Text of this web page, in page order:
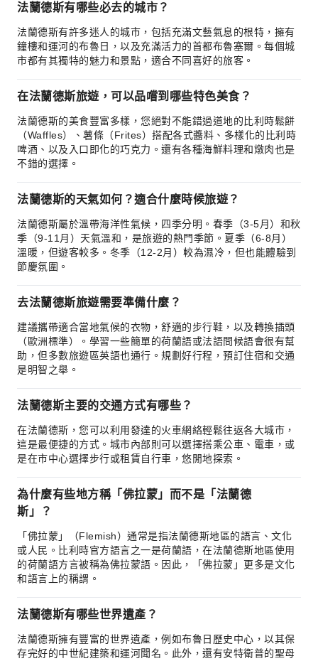
法蘭德斯有哪些必去的城市？
法蘭德斯有許多迷人的城市，包括充滿文藝氣息的根特，擁有
鐘樓和運河的布魯日，以及充滿活力的首都布魯塞爾。每個城
市都有其獨特的魅力和景點，適合不同喜好的旅客。
在法蘭德斯旅遊，可以品嚐到哪些特色美食？
法蘭德斯的美食豐富多樣，您絕對不能錯過道地的比利時鬆餅
（Waffles）、薯條（Frites）搭配各式醬料、多樣化的比利時
啤酒、以及入口即化的巧克力。還有各種海鮮料理和燉肉也是
不錯的選擇。
法蘭德斯的天氣如何？適合什麼時候旅遊？
法蘭德斯屬於溫帶海洋性氣候，四季分明。春季（3-5月）和秋
季（9-11月）天氣溫和，是旅遊的熱門季節。夏季（6-8月）
溫暖，但遊客較多。冬季（12-2月）較為濕冷，但也能體驗到
節慶氛圍。
去法蘭德斯旅遊需要準備什麼？
建議攜帶適合當地氣候的衣物，舒適的步行鞋，以及轉換插頭
（歐洲標準）。學習一些簡單的荷蘭語或法語問候語會很有幫
助，但多數旅遊區英語也通行。規劃好行程，預訂住宿和交通
是明智之舉。
法蘭德斯主要的交通方式有哪些？
在法蘭德斯，您可以利用發達的火車網絡輕鬆往返各大城市，
這是最便捷的方式。城市內部則可以選擇搭乘公車、電車，或
是在市中心選擇步行或租賃自行車，悠閒地探索。
為什麼有些地方稱「佛拉蒙」而不是「法蘭德
斯」？
「佛拉蒙」（Flemish）通常是指法蘭德斯地區的語言、文化
或人民。比利時官方語言之一是荷蘭語，在法蘭德斯地區使用
的荷蘭語方言被稱為佛拉蒙語。因此，「佛拉蒙」更多是文化
和語言上的稱謂。
法蘭德斯有哪些世界遺產？
法蘭德斯擁有豐富的世界遺產，例如布魯日歷史中心，以其保
存完好的中世紀建築和運河聞名。此外，還有安特衛普的聖母